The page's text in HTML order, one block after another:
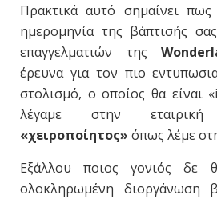
Πρακτικά αυτό σημαίνει πως
ημερομηνία της βάπτισής
επαγγελματιών της
έρευνα για τον πιο
στολισμό, ο οποίος θα είναι
λέγαμε στην
«χειροποίητος» όπως λέμε
Εξάλλου ποιος γονιός δε
ολοκληρωμένη διοργάνωση